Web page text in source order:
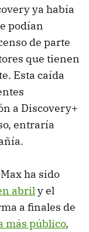
ya había
podían
de parte
que tienen
Esta caída
a Discovery+
entraría
ha sido
abrily el
a finales de
más público,